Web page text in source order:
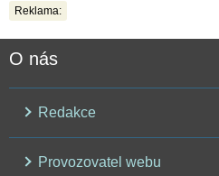
Reklama:
O nás
Redakce
Provozovatel webu